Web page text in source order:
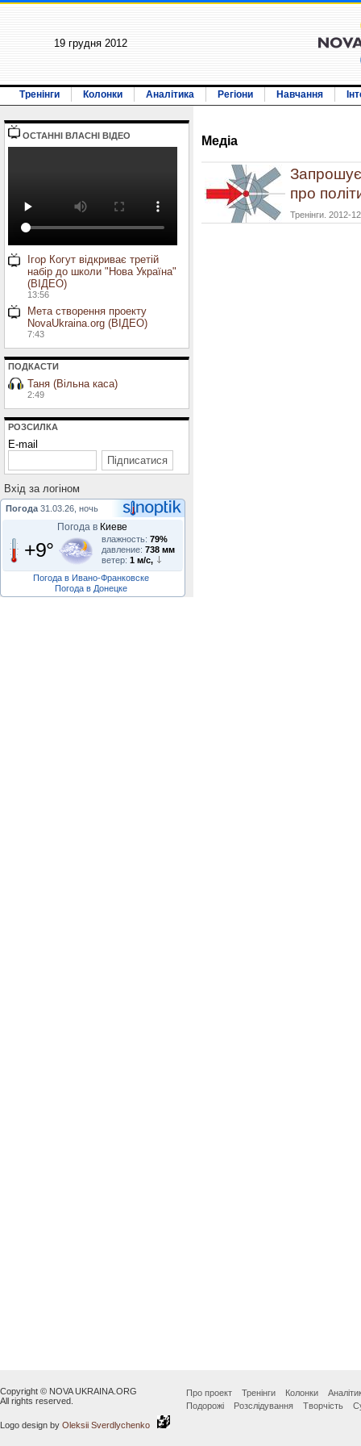
19 грудня 2012
Тренінги Колонки Аналітика Регіони Навчання
ОСТАННI ВЛАСНI ВIДЕО
Ігор Когут відкриває третій
набір до школи "Нова Україна"
(ВІДЕО)
13:56
Мета створення проекту
NovaUkraina.org (ВІДЕО)
7:43
ПОДКАСТИ
Таня (Вільна каса)
2:49
РОЗСИЛКА
E-mail
Вхiд за логiном
Погода 31.03.26, ночь
Погода в Киеве
+9° влажность: 79%
давление: 738 мм
ветер: 1 м/с,
Погода в Ивано-Франковске
Погода в Донецке
Медiа
про
Тренінги. 2012-
Copyright © NOVA UKRAINA.ORG
All rights reserved.
Logo design by Oleksii Sverdlychenko
Про проект Тренінги Колонки
Подорожі
Розслідування Творчість